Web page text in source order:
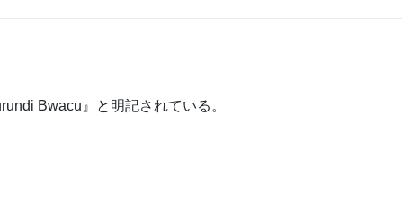
Bwacu』と明記されている。